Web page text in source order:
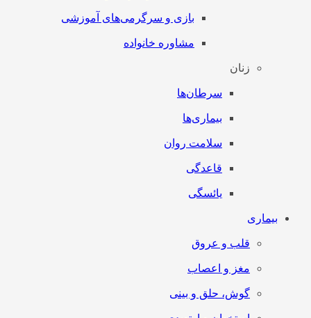
بازی و سرگرمی‌های آموزشی
مشاوره خانواده
زنان
سرطان‌‌ها
بیماری‌ها
سلامت روان
قاعدگی
یائسگی
بیماری
قلب و عروق
مغز و اعصاب
گوش، حلق و بینی